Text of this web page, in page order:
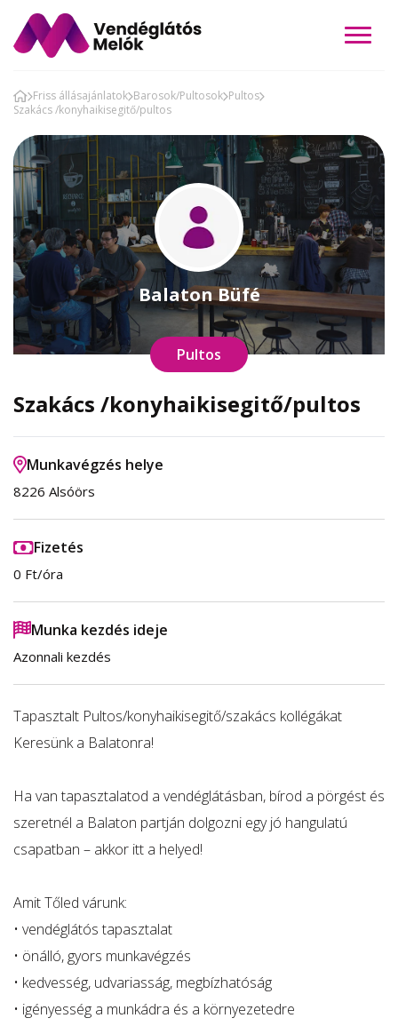
Friss állásajánlatok Barosok/Pultosok Pultos
Szakács /konyhaikisegitő/pultos
Balaton Büfé
Pultos
Szakács /konyhaikisegitő/pultos
Munkavégzés helye
8226 Alsóörs
Fizetés
0 Ft/óra
Munka kezdés ideje
Azonnali kezdés
Tapasztalt Pultos/konyhaikisegitő/szakács kollégákat
Keresünk a Balatonra!
Ha van tapasztalatod a vendéglátásban, bírod a pörgést és
szeretnél a Balaton partján dolgozni egy jó hangulatú
csapatban – akkor itt a helyed!
Amit Tőled várunk:
• vendéglátós tapasztalat
• önálló, gyors munkavégzés
• kedvesség, udvariasság, megbízhatóság
• igényesség a munkádra és a környezetedre